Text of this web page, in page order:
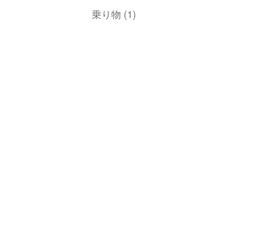
乗り物 (1)